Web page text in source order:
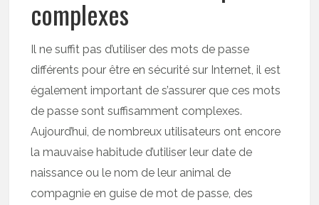
complexes
Il ne suffit pas d’utiliser des mots de passe
différents pour être en sécurité sur Internet, il est
également important de s’assurer que ces mots
de passe sont suffisamment complexes.
Aujourd’hui, de nombreux utilisateurs ont encore
la mauvaise habitude d’utiliser leur date de
naissance ou le nom de leur animal de
compagnie en guise de mot de passe, des